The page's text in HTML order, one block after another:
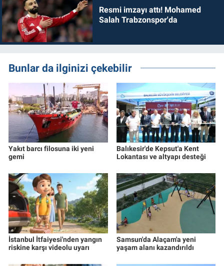
Resmi imzayı attı! Mohamed
Salah Trabzonspor'da
Bunlar da ilginizi çekebilir
Yakıt barcı filosuna iki yeni
gemi
Balıkesir'de Kepsut'a Kent
Lokantası ve altyapı desteği
İstanbul İtfaiyesi'nden yangın
riskine karşı videolu uyarı
Samsun'da Alaçam'a yeni
yaşam alanı kazandırıldı